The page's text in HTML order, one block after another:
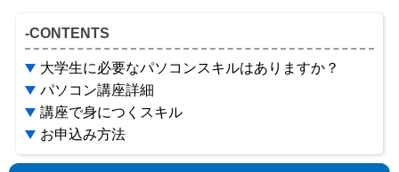
-CONTENTS
大学生に必要なパソコンスキルはありますか？
パソコン講座詳細
講座で身につくスキル
お申込み方法
込み
受験生・保護者の方へ
受験生保護者説明会・宿泊手配